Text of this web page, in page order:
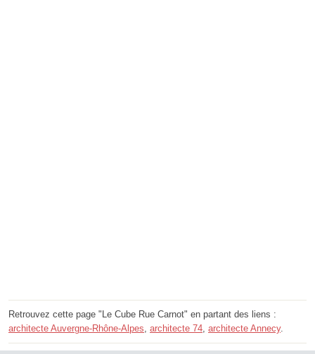
Retrouvez cette page "Le Cube Rue Carnot" en partant des liens :
architecte Auvergne-Rhône-Alpes, architecte 74, architecte Annecy.